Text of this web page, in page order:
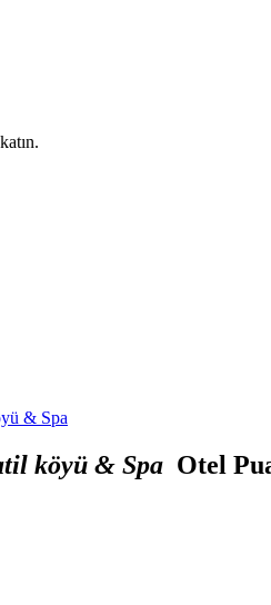
& Spa
köyü & Spa Otel